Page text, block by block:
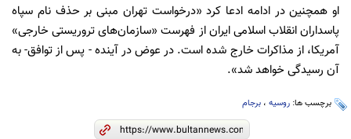
او همچنین در ادامه ادعا کرد «درخواست تهران مبنی بر حذف نام سپاه
پاسداران انقلاب اسلامی ایران از فهرست «سازمان‌های تروریستی خارجی»
آمریکا، از مذاکرات خارج شده است. در عوض در آینده - پس از توافق- به
آن رسیدگی خواهد شد».
برچسب ها: روسیه ، برجام